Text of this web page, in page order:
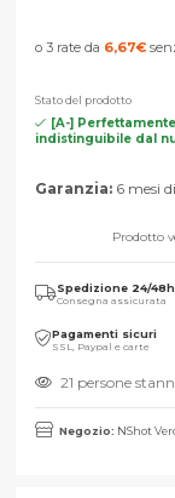
o 3 rate da 6,67€
Stato del prodotto
[A-]
indistinguibile dal
Garanzia: 6 mesi
Prodotto
Spedizione 24/48h
Consegna assicurata
Pagamenti sicuri
SSL, Paypal e carte
21 persone
Negozio: NShot